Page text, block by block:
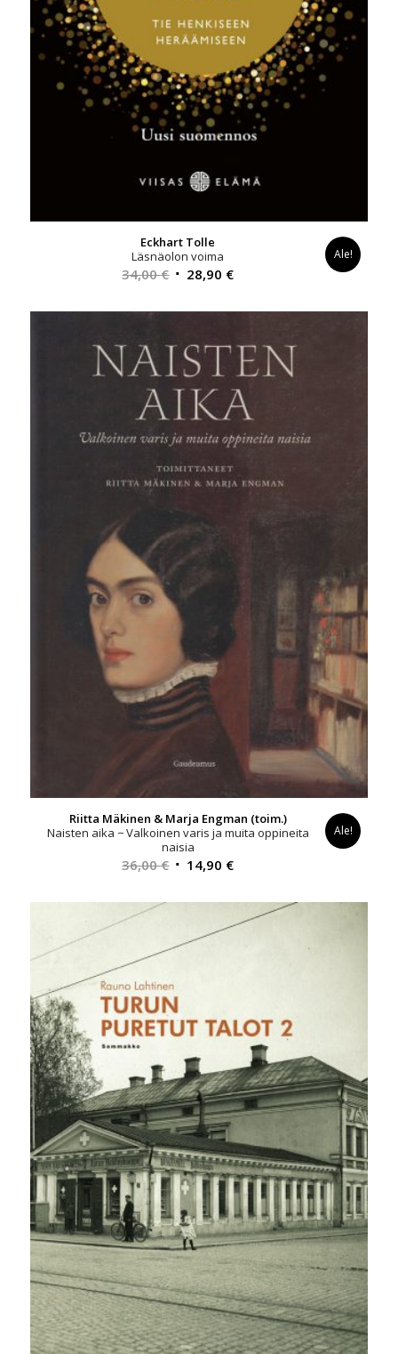
Eckhart Tolle
Läsnäolon voima
34,00€ Alkuperäinen
oli:
28,90 €Nykyinen
on:
Ale!
Riitta Mäkinen & Marja Engman (toim.)
Naisten aika − Valkoinen varis ja muita oppineita
naisia
36,00€ Alkuperäinen
oli:
36,00 €.
14,90 €Nykyinen
on:
14,90 €.
Ale!